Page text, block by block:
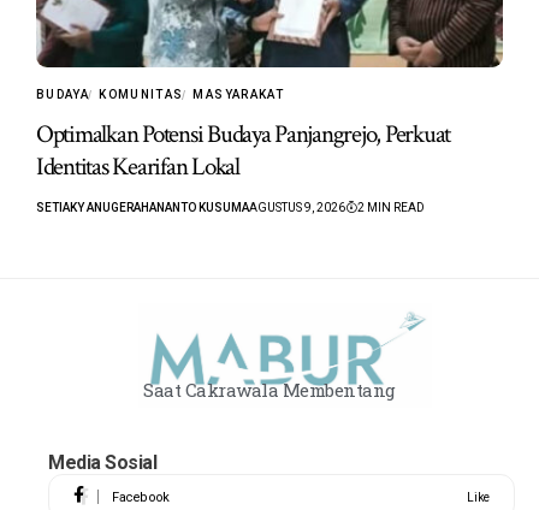
BUDAYA KOMUNITAS MASYARAKAT
Optimalkan Potensi Budaya Panjangrejo, Perkuat
Identitas Kearifan Lokal
SETIAKY ANUGERAHANANTO KUSUMAAGUSTUS 9, 2026 2 MIN READ
Saat Cakrawala Membentang
Media Sosial
Facebook Like